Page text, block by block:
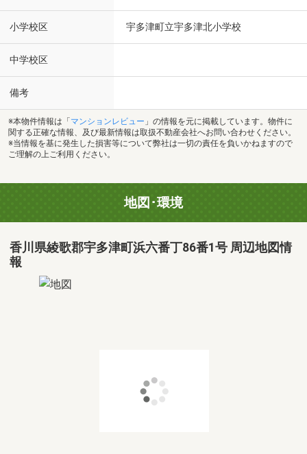
小学校区 宇多津町立宇多津北小学校
中学校区
備考
※本物件情報は「 マンションレビュー 」の情報を元に掲載しています。物件に
関する正確な情報、及び最新情報は取扱不動産会社へお問い合わせください。
※当情報を基に発生した損害等について弊社は一切の責任を負いかねますので
ご理解の上ご利用ください。
地図･環境
香川県綾歌郡宇多津町浜六番丁86番1号 周辺地図情
報